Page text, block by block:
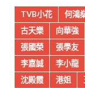
TVB小花 何鴻
古天樂
向華強
張國榮
張學友
李嘉誠
李小龍
沈殿霞
港姐